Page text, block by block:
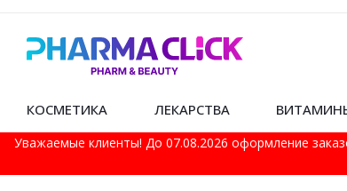
КОСМЕТИКА ЛЕКАРСТВА
Уважаемые клиенты! До 07.08.2026 оформление